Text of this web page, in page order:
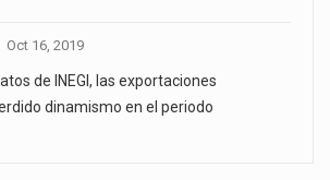
Oct 16, 2019
de INEGI, las exportaciones
dinamismo en el periodo